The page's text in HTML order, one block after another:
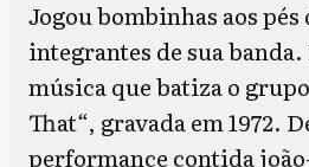
Jogou bombinhas aos pés
integrantes de sua
música que batiza o
That“, gravada em 1972.
performance contida